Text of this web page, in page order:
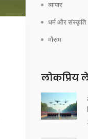
व्यापार
धर्म और संस्कृति
मौसम
लोकप्रिय